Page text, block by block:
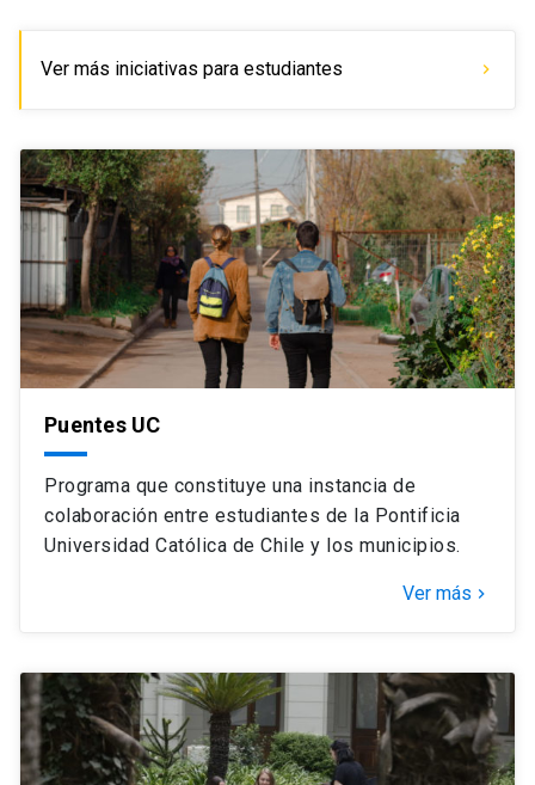
Ver más iniciativas para estudiantes chevron_right
Puentes UC
Programa que constituye una instancia de
colaboración entre estudiantes de la Pontificia
Universidad Católica de Chile y los municipios.
Ver más keyboard_arrow_right